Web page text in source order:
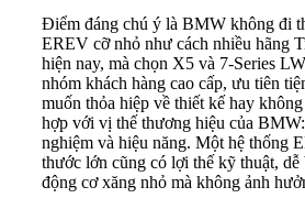
Điểm đáng chú ý là BMW không đi
EREV cỡ nhỏ như cách nhiều hãng
hiện nay, mà chọn X5 và 7-Series
nhóm khách hàng cao cấp, ưu tiên
muốn thỏa hiệp về thiết kế hay
hợp với vị thế thương hiệu của
nghiệm và hiệu năng. Một hệ thống
thước lớn cũng có lợi thế kỹ thuật,
động cơ xăng nhỏ mà không ảnh